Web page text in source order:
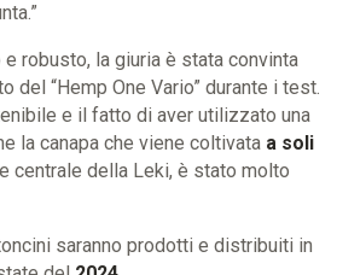
robusto, la giuria è stata convinta
del “Hemp One Vario” durante i test.
e il fatto di aver utilizzato una
la canapa che viene coltivata a soli
centrale della Leki, è stato molto
saranno prodotti e distribuiti in